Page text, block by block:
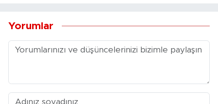
Yorumlar